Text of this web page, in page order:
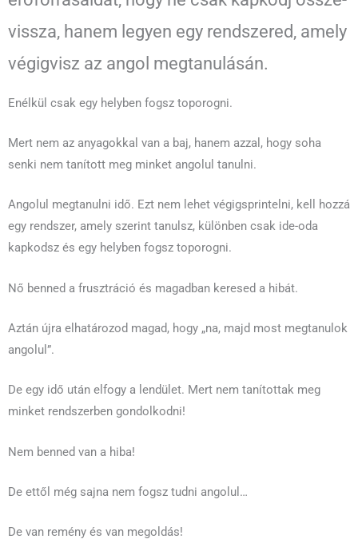
vissza, hanem legyen egy rendszered, amely
végigvisz az angol megtanulásán.
Enélkül csak egy helyben fogsz toporogni.
Mert nem az anyagokkal van a baj, hanem azzal, hogy soha
senki nem tanított meg minket angolul tanulni.
Angolul megtanulni idő. Ezt nem lehet végigsprintelni, kell hozzá
egy rendszer, amely szerint tanulsz, különben csak ide-oda
kapkodsz és egy helyben fogsz toporogni.
Nő benned a frusztráció és magadban keresed a hibát.
Aztán újra elhatározod magad, hogy „na, majd most megtanulok
angolul”.
De egy idő után elfogy a lendület. Mert nem tanítottak meg
minket rendszerben gondolkodni!
Nem benned van a hiba!
De ettől még sajna nem fogsz tudni angolul…
De van remény és van megoldás!